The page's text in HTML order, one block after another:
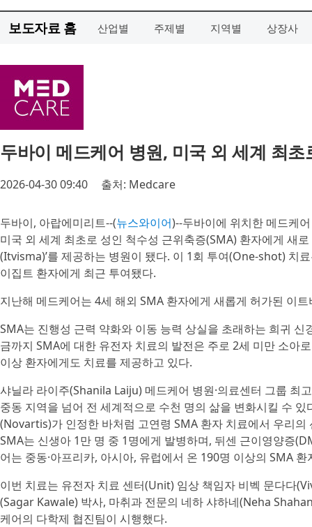
보도자료 홈 산업별 주제별 지역별 상장사
두바이 메드케어 병원, 미국 외 세계 최
2026-04-30 09:40 출처: Medcare
두바이, 아랍에미리트--(뉴스와이어)--두바이에 위치한 메드케
미국 외 세계 최초로 성인 척수성 근위축증(SMA) 환자에게 새
(Itvisma)’를 제공하는 병원이 됐다. 이 1회 투여(One-shot) 치
이집트 환자에게 최근 투여됐다.
지난해 메드케어는 4세 해외 SMA 환자에게 새롭게 허가된 이
SMA는 진행성 근력 약화와 이동 능력 상실을 초래하는 희귀
금까지 SMA에 대한 유전자 치료의 발전은 주로 2세 미만 소아
이상 환자에게도 치료를 제공하고 있다.
샤닐라 라이주(Shanila Laiju) 메드케어 병원·의료센터 그룹 최
중동 지역을 넘어 전 세계적으로 수천 명의 삶을 변화시킬 수
(Novartis)가 인정한 바처럼 고연령 SMA 환자 치료에서 우리
SMA는 신생아 1만 명 중 1명에게 발병하며, 뒤센 근이영양증
어는 중동·아프리카, 아시아, 유럽에서 온 190명 이상의 SMA
이번 치료는 유전자 치료 센터(Unit) 임상 책임자 비벡 문다다
(Sagar Kawale) 박사, 마취과 전문의 네하 샤하네(Neha
케어의 다학제 협진팀이 시행했다.